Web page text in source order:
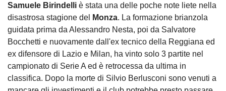
Samuele Birindelli è stata una delle poche note liete nella
disastrosa stagione del
Monza. La formazione brianzola
guidata prima da Alessandro Nesta, poi da Salvatore
Bocchetti e nuovamente dall'ex tecnico della Reggiana ed
ex difensore di Lazio e Milan, ha vinto solo 3 partite nel
campionato di Serie A ed è retrocessa da ultima in
classifica. Dopo la morte di Silvio Berlusconi sono venuti a